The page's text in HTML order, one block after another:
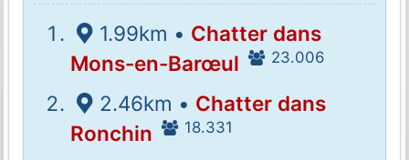
1.99km • Chatter dans
Mons-en-Barœul
23.006
2.46km • Chatter dans
Ronchin
18.331